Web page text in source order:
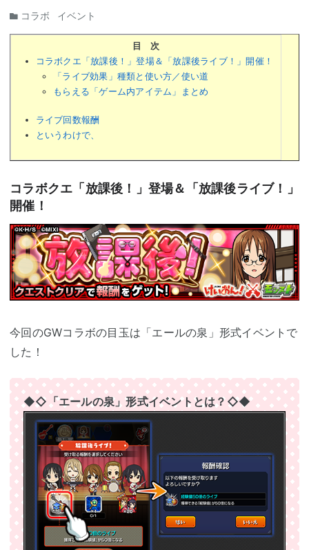
コラボ イベント
目 次
コラボクエ「放課後！」登場＆「放課後ライブ！」開催！
「ライブ効果」種類と使い方／使い道
もらえる「ゲーム内アイテム」まとめ
ライブ回数報酬
というわけで、
コラボクエ「放課後！」登場＆「放課後ライブ！」
開催！
今回のGWコラボの目玉は「エールの泉」形式イベントで
した！
◆◇「エールの泉」形式イベントとは？◇◆